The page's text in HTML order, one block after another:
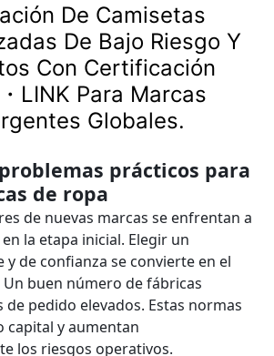
De Camisetas
De Bajo Riesgo Y
Con Certificación
LINK Para Marcas
Globales.
prácticos para
de ropa
de nuevas marcas se enfrentan a
la etapa inicial. Elegir un
de confianza se convierte en el
buen número de fábricas
de pedido elevados. Estas normas
capital y aumentan
los riesgos operativos.